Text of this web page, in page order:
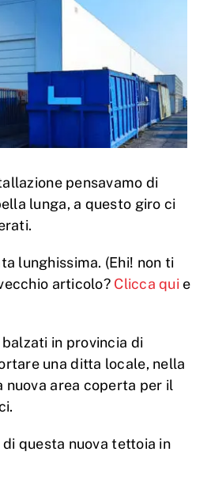
pensavamo di
lunga, a questo giro ci
lunghissima. (Ehi! non ti
articolo? Clicca qui e
in provincia di
una ditta locale, nella
nuova area coperta per il
questa nuova tettoia in